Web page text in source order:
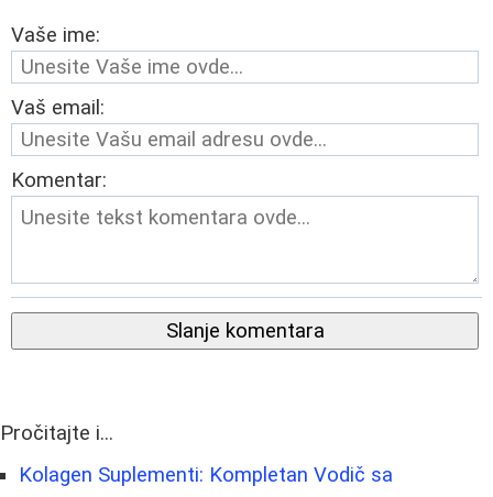
Vaše ime:
Vaš email:
Komentar:
Slanje komentara
Pročitajte i...
Kolagen Suplementi: Kompletan Vodič sa